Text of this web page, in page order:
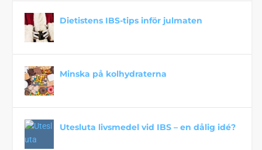
Dietistens IBS-tips inför julmaten
Minska på kolhydraterna
Utesluta livsmedel vid IBS – en dålig idé?